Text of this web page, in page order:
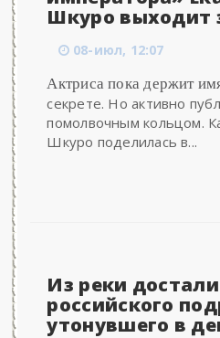
Шкуро выходит
08-июл, 12:07
Актриса пока держит
секрете. Но активно
помолвочным кольцом.
Шкуро поделилась в...
Из реки
российского
утонувшего в